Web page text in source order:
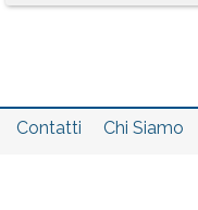
Contatti Chi Siamo